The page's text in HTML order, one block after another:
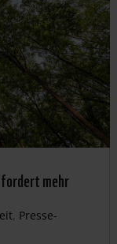
mehr
, Presse-